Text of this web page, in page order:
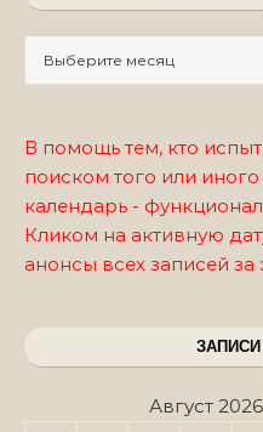
В помощь тем, кто
поиском того или иного
календарь -
Кликом на активную
анонсы всех записей за
Август 2026